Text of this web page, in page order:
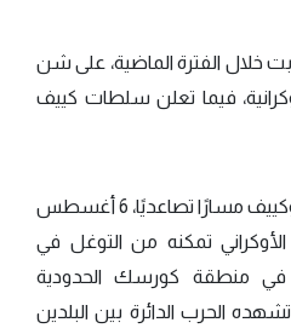
خلال الفترة الماضية، على شن
فيما تعلن سلطات كييف
واتخذت الحرب بين موسكو وكييف مسارًا تصاعديًا، 6 أغسطس
تمكنه من التوغل في
في منطقة كورسك الحدودية
الحرب الدائرة بين البلدين